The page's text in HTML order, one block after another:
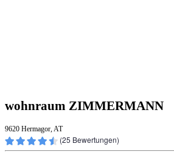
wohnraum ZIMMERMANN
9620 Hermagor, AT
(25 Bewertungen)